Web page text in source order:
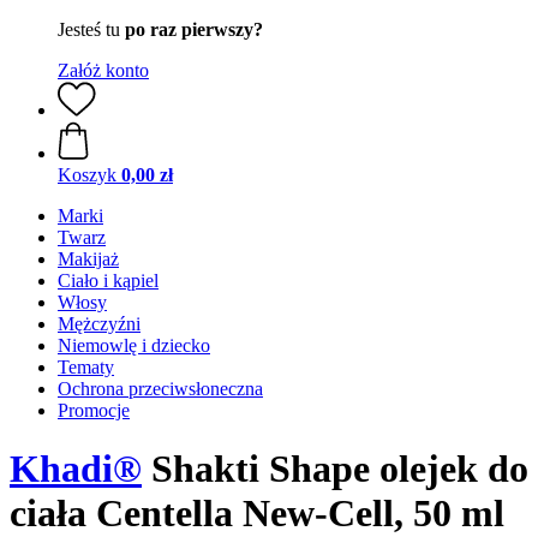
Jesteś tu po raz pierwszy?
Załóż konto
Koszyk 0,00 zł
Marki
Twarz
Makijaż
Ciało i kąpiel
Włosy
Mężczyźni
Niemowlę i dziecko
Tematy
Ochrona przeciwsłoneczna
Promocje
Khadi® Shakti Shape olejek do
ciała Centella New-Cell, 50 ml